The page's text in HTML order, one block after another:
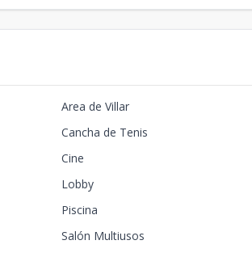
Area de Villar
Cancha de Tenis
Cine
Lobby
Piscina
Salón Multiusos